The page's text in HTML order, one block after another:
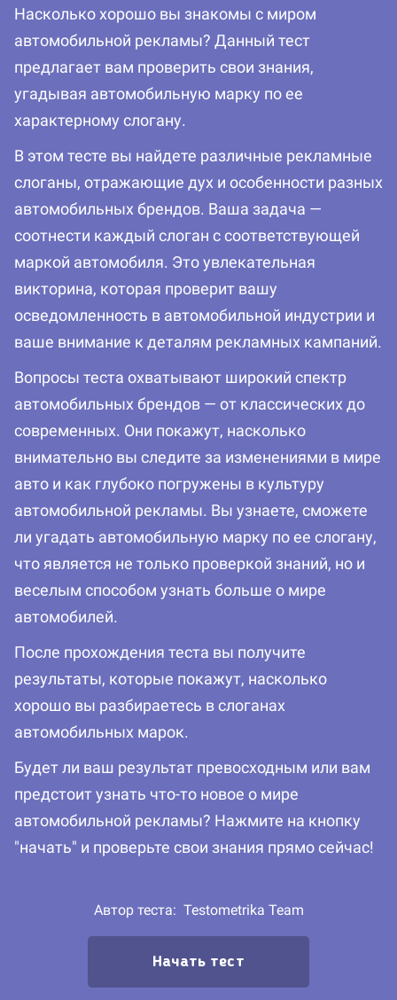
Насколько хорошо вы знакомы с миром
автомобильной рекламы? Данный тест
предлагает вам проверить свои знания,
угадывая автомобильную марку по ее
характерному слогану.
В этом тесте вы найдете различные рекламные
слоганы, отражающие дух и особенности разных
автомобильных брендов. Ваша задача —
соотнести каждый слоган с соответствующей
маркой автомобиля. Это увлекательная
викторина, которая проверит вашу
осведомленность в автомобильной индустрии и
ваше внимание к деталям рекламных кампаний.
Вопросы теста охватывают широкий спектр
автомобильных брендов — от классических до
современных. Они покажут, насколько
внимательно вы следите за изменениями в мире
авто и как глубоко погружены в культуру
автомобильной рекламы. Вы узнаете, сможете
ли угадать автомобильную марку по ее слогану,
что является не только проверкой знаний, но и
веселым способом узнать больше о мире
автомобилей.
После прохождения теста вы получите
результаты, которые покажут, насколько
хорошо вы разбираетесь в слоганах
автомобильных марок.
Будет ли ваш результат превосходным или вам
предстоит узнать что-то новое о мире
автомобильной рекламы? Нажмите на кнопку
"начать" и проверьте свои знания прямо сейчас!
Автор теста: Testometrika Team
Начать тест